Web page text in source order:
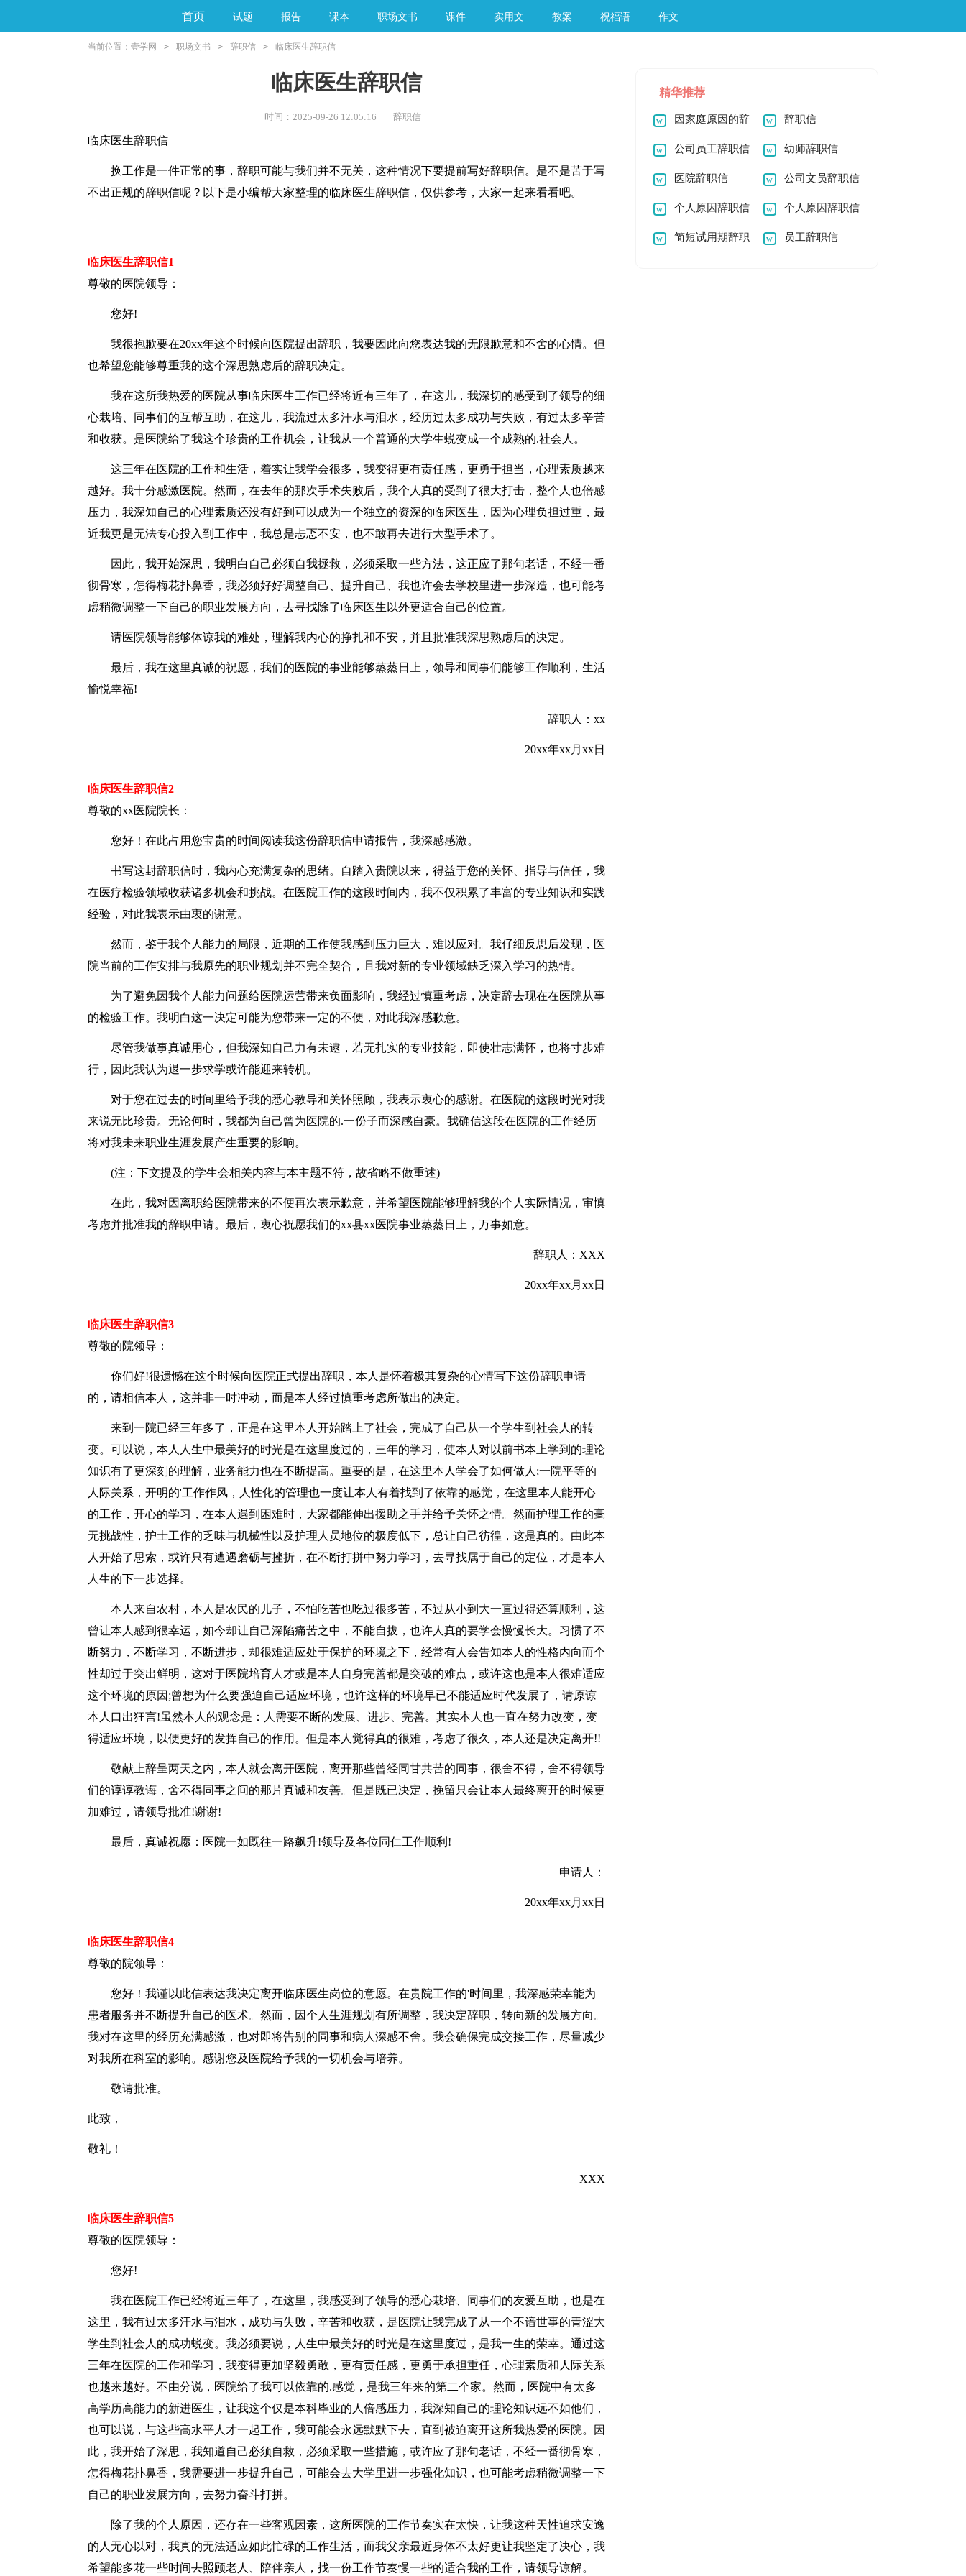
首页 试题 报告 课本 职场文书 课件 实用文 教案 祝福语 作文
阅读理解 亲子教育
当前位置： 壹学网 > 职场文书 > 辞职信 > 临床医生辞职信
临床医生辞职信
时间：2025-09-26 12:05:16 辞职信
临床医生辞职信
换工作是一件正常的事，辞职可能与我们并不无关，这种情况下要提前写好辞职信。是不是苦于写
不出正规的辞职信呢？以下是小编帮大家整理的临床医生辞职信，仅供参考，大家一起来看看吧。
临床医生辞职信1
尊敬的医院领导：
您好!
我很抱歉要在20xx年这个时候向医院提出辞职，我要因此向您表达我的无限歉意和不舍的心情。但
也希望您能够尊重我的这个深思熟虑后的辞职决定。
我在这所我热爱的医院从事临床医生工作已经将近有三年了，在这儿，我深切的感受到了领导的细
心栽培、同事们的互帮互助，在这儿，我流过太多汗水与泪水，经历过太多成功与失败，有过太多辛苦
和收获。是医院给了我这个珍贵的工作机会，让我从一个普通的大学生蜕变成一个成熟的.社会人。
这三年在医院的工作和生活，着实让我学会很多，我变得更有责任感，更勇于担当，心理素质越来
越好。我十分感激医院。然而，在去年的那次手术失败后，我个人真的受到了很大打击，整个人也倍感
压力，我深知自己的心理素质还没有好到可以成为一个独立的资深的临床医生，因为心理负担过重，最
近我更是无法专心投入到工作中，我总是忐忑不安，也不敢再去进行大型手术了。
因此，我开始深思，我明白自己必须自我拯救，必须采取一些方法，这正应了那句老话，不经一番
彻骨寒，怎得梅花扑鼻香，我必须好好调整自己、提升自己、我也许会去学校里进一步深造，也可能考
虑稍微调整一下自己的职业发展方向，去寻找除了临床医生以外更适合自己的位置。
请医院领导能够体谅我的难处，理解我内心的挣扎和不安，并且批准我深思熟虑后的决定。
最后，我在这里真诚的祝愿，我们的医院的事业能够蒸蒸日上，领导和同事们能够工作顺利，生活
愉悦幸福!
辞职人：xx
20xx年xx月xx日
临床医生辞职信2
尊敬的xx医院院长：
您好！在此占用您宝贵的时间阅读我这份辞职信申请报告，我深感感激。
书写这封辞职信时，我内心充满复杂的思绪。自踏入贵院以来，得益于您的关怀、指导与信任，我
在医疗检验领域收获诸多机会和挑战。在医院工作的这段时间内，我不仅积累了丰富的专业知识和实践
经验，对此我表示由衷的谢意。
然而，鉴于我个人能力的局限，近期的工作使我感到压力巨大，难以应对。我仔细反思后发现，医
院当前的工作安排与我原先的职业规划并不完全契合，且我对新的专业领域缺乏深入学习的热情。
为了避免因我个人能力问题给医院运营带来负面影响，我经过慎重考虑，决定辞去现在在医院从事
的检验工作。我明白这一决定可能为您带来一定的不便，对此我深感歉意。
尽管我做事真诚用心，但我深知自己力有未逮，若无扎实的专业技能，即使壮志满怀，也将寸步难
行，因此我认为退一步求学或许能迎来转机。
对于您在过去的时间里给予我的悉心教导和关怀照顾，我表示衷心的感谢。在医院的这段时光对我
来说无比珍贵。无论何时，我都为自己曾为医院的.一份子而深感自豪。我确信这段在医院的工作经历
将对我未来职业生涯发展产生重要的影响。
(注：下文提及的学生会相关内容与本主题不符，故省略不做重述)
在此，我对因离职给医院带来的不便再次表示歉意，并希望医院能够理解我的个人实际情况，审慎
考虑并批准我的辞职申请。最后，衷心祝愿我们的xx县xx医院事业蒸蒸日上，万事如意。
辞职人：XXX
20xx年xx月xx日
临床医生辞职信3
尊敬的院领导：
你们好!很遗憾在这个时候向医院正式提出辞职，本人是怀着极其复杂的心情写下这份辞职申请
的，请相信本人，这并非一时冲动，而是本人经过慎重考虑所做出的决定。
来到一院已经三年多了，正是在这里本人开始踏上了社会，完成了自己从一个学生到社会人的转
变。可以说，本人人生中最美好的时光是在这里度过的，三年的学习，使本人对以前书本上学到的理论
知识有了更深刻的理解，业务能力也在不断提高。重要的是，在这里本人学会了如何做人;一院平等的
人际关系，开明的'工作作风，人性化的管理也一度让本人有着找到了依靠的感觉，在这里本人能开心
的工作，开心的学习，在本人遇到困难时，大家都能伸出援助之手并给予关怀之情。然而护理工作的毫
无挑战性，护士工作的乏味与机械性以及护理人员地位的极度低下，总让自己彷徨，这是真的。由此本
人开始了思索，或许只有遭遇磨砺与挫折，在不断打拼中努力学习，去寻找属于自己的定位，才是本人
人生的下一步选择。
本人来自农村，本人是农民的儿子，不怕吃苦也吃过很多苦，不过从小到大一直过得还算顺利，这
曾让本人感到很幸运，如今却让自己深陷痛苦之中，不能自拔，也许人真的要学会慢慢长大。习惯了不
断努力，不断学习，不断进步，却很难适应处于保护的环境之下，经常有人会告知本人的性格内向而个
性却过于突出鲜明，这对于医院培育人才或是本人自身完善都是突破的难点，或许这也是本人很难适应
这个环境的原因;曾想为什么要强迫自己适应环境，也许这样的环境早已不能适应时代发展了，请原谅
本人口出狂言!虽然本人的观念是：人需要不断的发展、进步、完善。其实本人也一直在努力改变，变
得适应环境，以便更好的发挥自己的作用。但是本人觉得真的很难，考虑了很久，本人还是决定离开!!
敬献上辞呈两天之内，本人就会离开医院，离开那些曾经同甘共苦的同事，很舍不得，舍不得领导
们的谆谆教诲，舍不得同事之间的那片真诚和友善。但是既已决定，挽留只会让本人最终离开的时候更
加难过，请领导批准!谢谢!
最后，真诚祝愿：医院一如既往一路飙升!领导及各位同仁工作顺利!
申请人：
20xx年xx月xx日
临床医生辞职信4
尊敬的院领导：
您好！我谨以此信表达我决定离开临床医生岗位的意愿。在贵院工作的'时间里，我深感荣幸能为
患者服务并不断提升自己的医术。然而，因个人生涯规划有所调整，我决定辞职，转向新的发展方向。
我对在这里的经历充满感激，也对即将告别的同事和病人深感不舍。我会确保完成交接工作，尽量减少
对我所在科室的影响。感谢您及医院给予我的一切机会与培养。
敬请批准。
此致，
敬礼！
XXX
临床医生辞职信5
尊敬的医院领导：
您好!
我在医院工作已经将近三年了，在这里，我感受到了领导的悉心栽培、同事们的友爱互助，也是在
这里，我有过太多汗水与泪水，成功与失败，辛苦和收获，是医院让我完成了从一个不谙世事的青涩大
学生到社会人的成功蜕变。我必须要说，人生中最美好的时光是在这里度过，是我一生的荣幸。通过这
三年在医院的工作和学习，我变得更加坚毅勇敢，更有责任感，更勇于承担重任，心理素质和人际关系
也越来越好。不由分说，医院给了我可以依靠的.感觉，是我三年来的第二个家。然而，医院中有太多
高学历高能力的新进医生，让我这个仅是本科毕业的人倍感压力，我深知自己的理论知识远不如他们，
也可以说，与这些高水平人才一起工作，我可能会永远默默下去，直到被迫离开这所我热爱的医院。因
此，我开始了深思，我知道自己必须自救，必须采取一些措施，或许应了那句老话，不经一番彻骨寒，
怎得梅花扑鼻香，我需要进一步提升自己，可能会去大学里进一步强化知识，也可能考虑稍微调整一下
自己的职业发展方向，去努力奋斗打拼。
除了我的个人原因，还存在一些客观因素，这所医院的工作节奏实在太快，让我这种天性追求安逸
的人无心以对，我真的无法适应如此忙碌的工作生活，而我父亲最近身体不太好更让我坚定了决心，我
希望能多花一些时间去照顾老人、陪伴亲人，找一份工作节奏慢一些的适合我的工作，请领导谅解。
精华推荐
因家庭原因的辞
职信
辞职信
公司员工辞职信 幼师辞职信
医院辞职信 公司文员辞职信
个人原因辞职信 个人原因辞职信
简短试用期辞职 员工辞职信